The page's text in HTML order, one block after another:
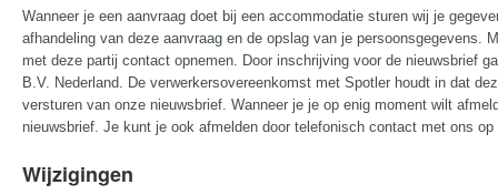
Wanneer je een aanvraag doet bij een accommodatie sturen wij je
afhandeling van deze aanvraag en de opslag van je persoonsgegevens.
met deze partij contact opnemen. Door inschrijving voor de nieuwsbrief
B.V. Nederland. De verwerkersovereenkomst met Spotler houdt in dat
versturen van onze nieuwsbrief. Wanneer je je op enig moment wilt
nieuwsbrief. Je kunt je ook afmelden door telefonisch contact met ons
Wijzigingen